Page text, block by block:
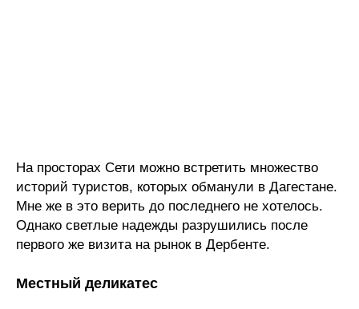
На просторах Сети можно встретить множество
историй туристов, которых обманули в Дагестане.
Мне же в это верить до последнего не хотелось.
Однако светлые надежды разрушились после
первого же визита на рынок в Дербенте.
Местный деликатес